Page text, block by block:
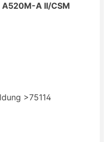
A520M-A II/CSM